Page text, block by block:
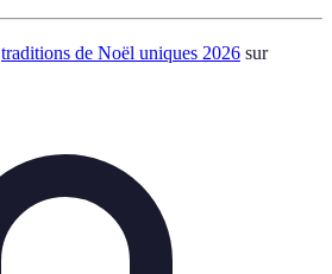
traditions de Noël uniques 2026 sur